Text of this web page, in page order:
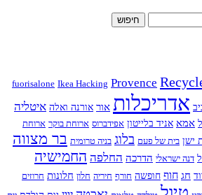
fuorisalone Ikea Hacking Provence
אדריכלות אור אורנה ואלה איטליה
אמא אניד בלייטון אפידברוס ארוחת בוקר ארוחת
בית של פעם בלוג בניה טרומית בר מצווה
דנה ישראלי הדרכה החלפה החמישיה
חג חוף חופשה חורף חיריה חלון חלונות חרוזים